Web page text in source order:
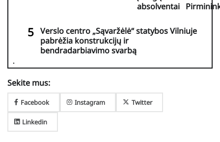
absolventai
Verslo centro „Sąvaržėlė“ statybos Vilniuje
pabrėžia konstrukcijų ir
bendradarbiavimo svarbą
Sekite mus:
Facebook Instagram Twitter
Linkedin